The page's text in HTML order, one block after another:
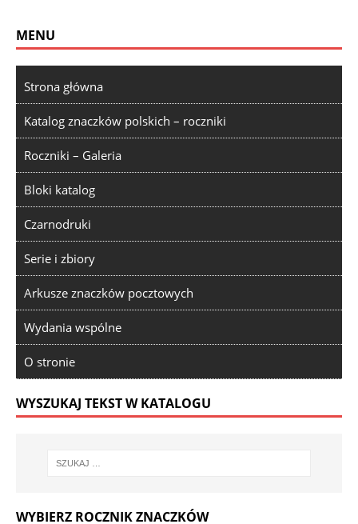
MENU
Strona główna
Katalog znaczków polskich – roczniki
Roczniki – Galeria
Bloki katalog
Czarnodruki
Serie i zbiory
Arkusze znaczków pocztowych
Wydania wspólne
O stronie
WYSZUKAJ TEKST W KATALOGU
WYBIERZ ROCZNIK ZNACZKÓW